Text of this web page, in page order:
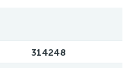
314248